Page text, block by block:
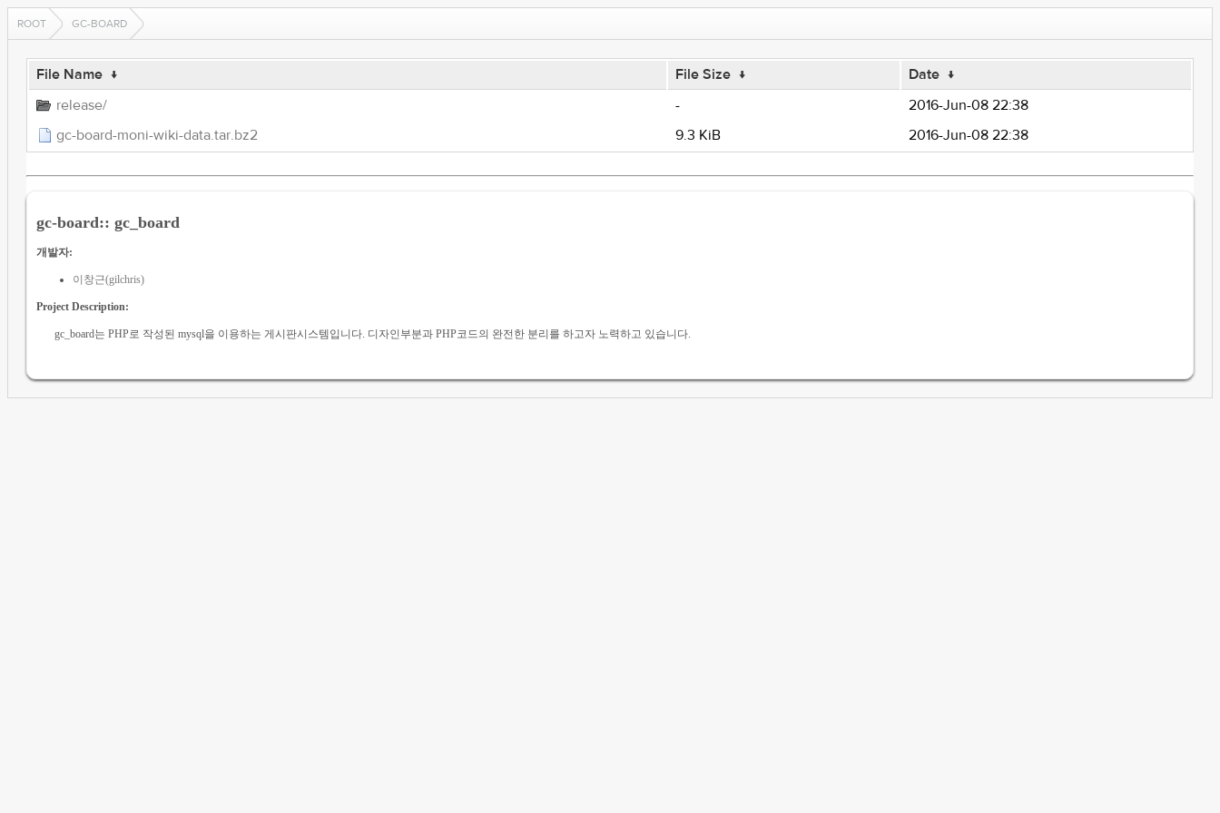
ROOT GC-BOARD
File Name ↓ File Size ↓ Date ↓
release/
-
2016-Jun-08 22:38
gc-board-moni-wiki-data.tar.bz2
9.3 KiB 2016-Jun-08 22:38
gc-board:: gc_board
개발자:
이창근(gilchris)
Project Description:
gc_board는 PHP로 작성된 mysql을 이용하는 게시판시스템입니다. 디자인부분과 PHP코드의 완전한 분리를 하고자 노력하고 있습니다.